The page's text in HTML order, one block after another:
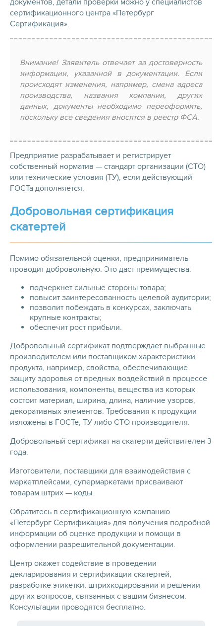
документов, детали проверки можно у специалистов
сертификационного центра «Петербург
Сертификация».
Внимание! Заявитель отвечает за достоверность
информации, указанной в документации. Если
происходят изменения, например, смена адреса
производства, названия компании, других
данных, документы необходимо переоформить,
поскольку все сведения вносятся в реестр ФСА.
Предприятие разрабатывает и регистрирует
собственный норматив — стандарт организации (СТО)
или технические условия (ТУ), если действующий
ГОСТа дополняется.
Добровольная сертификация
скатертей
Помимо обязательной оценки, предприниматель
проводит добровольную. Это даст преимущества:
подчеркнет сильные стороны товара;
повысит заинтересованность целевой аудитории;
позволит побеждать в конкурсах, заключать
крупные контракты;
обеспечит рост прибыли.
Добровольный сертификат подтверждает выбранные
производителем или поставщиком характеристики
продукта, например, свойства, обеспечивающие
защиту здоровья от вредных воздействий в процессе
использования, компоненты, вещества из которых
состоит материал, ширина, длина, наличие узоров,
декоративных элементов. Требования к продукции
изложены в ГОСТе, ТУ либо СТО производителя.
Добровольный сертификат на скатерти действителен 3
года.
Изготовители, поставщики для взаимодействия с
маркетплейсами, супермаркетами присваивают
товарам штрих — коды.
Обратитесь в сертификационную компанию
«Петербург Сертификация» для получения подробной
информации об оценке продукции и помощи в
оформлении разрешительной документации.
Центр окажет содействие в проведении
декларирования и сертификации скатертей,
разработке этикетки, штрихкодировании и решении
других вопросов, связанных с вашим бизнесом.
Консультации проводятся бесплатно.